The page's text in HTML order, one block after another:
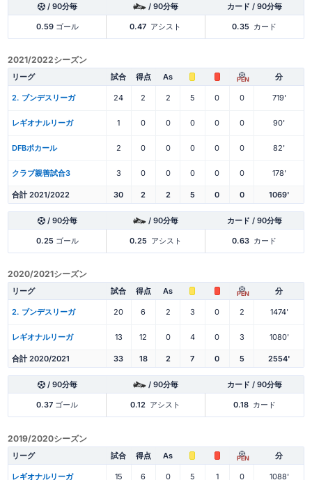
/ 90分毎 / 90分毎 カード / 90分毎
0.59ゴール 0.47 アシスト 0.35 カード
2021/2022シーズン
リーグ 試合 得点 As PEN 分
2. ブンデスリーガ 24 2 2 5 0 0 719'
レギオナルリーガ 1 0 0 0 0 0 90'
DFBポカール 2 0 0 0 0 0 82'
クラブ親善試合3 3 0 0 0 0 0 178'
合計 2021/2022 30 2 2 5 0 0 1069'
/ 90分毎 / 90分毎 カード / 90分毎
0.25ゴール 0.25 アシスト 0.63 カード
2020/2021シーズン
リーグ 試合 得点 As PEN 分
2. ブンデスリーガ 20 6 2 3 0 2 1474'
レギオナルリーガ 13 12 0 4 0 3 1080'
合計 2020/2021 33 18 2 7 0 5 2554'
/ 90分毎 / 90分毎 カード / 90分毎
0.37 ゴール 0.12 アシスト 0.18 カード
2019/2020シーズン
リーグ 試合 得点 As PEN 分
レギオナルリーガ 15 6 0 5 1 0 1088'